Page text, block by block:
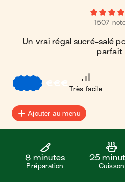
1507
Un vrai régal sucré-salé
parfait !
€€€
Très facile
Ajouter au menu
8 minutes
Préparation
25
Cuisson